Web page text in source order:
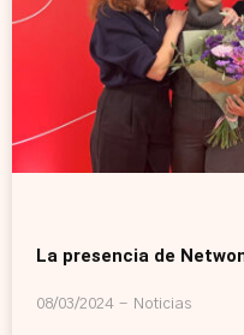
La presencia de
08/03/2024 Noticias